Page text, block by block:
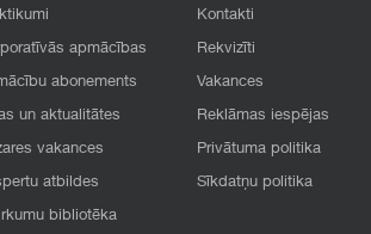
apmācības
abonements
un aktualitātes
vakances
atbildes
bibliotēka
Kontakti
Rekvizīti
Vakances
Reklāmas iespējas
Privātuma politika
Sīkdatņu politika